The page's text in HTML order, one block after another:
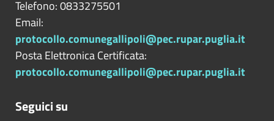
Telefono: 0833275501
Email:
protocollo.comunegallipoli@pec.rupar.puglia.it
Posta Elettronica Certificata:
protocollo.comunegallipoli@pec.rupar.puglia.it
Seguici su